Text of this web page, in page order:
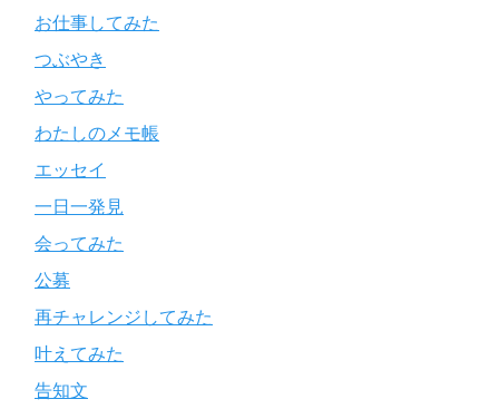
お仕事してみた
つぶやき
やってみた
わたしのメモ帳
エッセイ
一日一発見
会ってみた
公募
再チャレンジしてみた
叶えてみた
告知文